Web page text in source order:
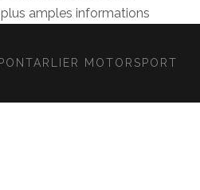
amples informations
MOTORSPORT